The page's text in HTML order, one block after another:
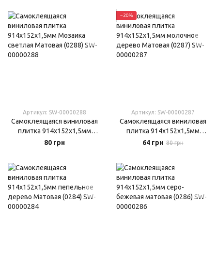
Артикул: SW-00000288
Самоклеящаяся виниловая
плитка 914х152х1,5мм
Мозаика светлая Матовая
80 грн
−20%
Артикул: SW-00000287
Самоклеящаяся виниловая
плитка 914х152х1,5мм
молочное дерево Матовая
64 грн 80 грн